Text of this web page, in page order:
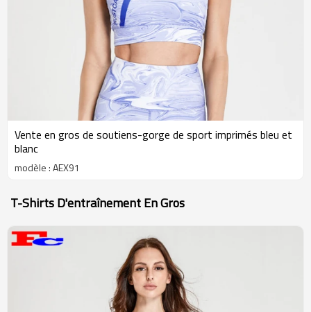
Vente en gros de soutiens-gorge de sport imprimés bleu et
blanc
modèle : AEX91
T-Shirts D'entraînement En Gros